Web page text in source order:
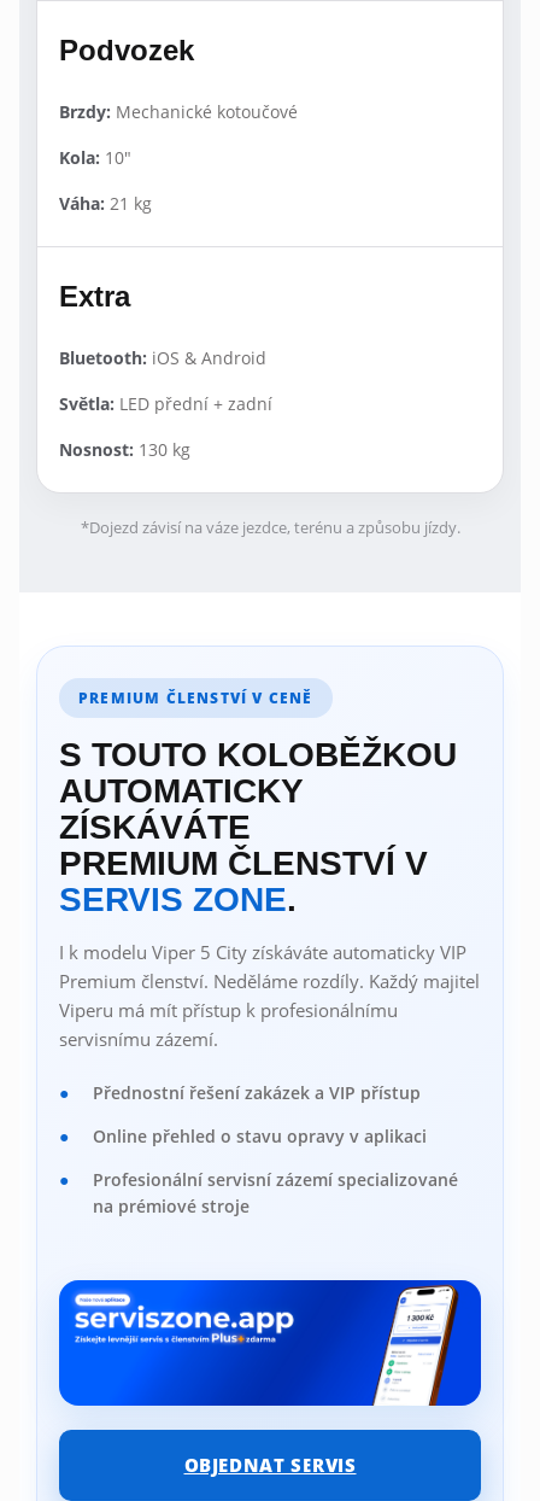
Podvozek
Brzdy: Mechanické kotoučové
Kola: 10"
Váha: 21 kg
Extra
Bluetooth: iOS & Android
Světla: LED přední + zadní
Nosnost: 130 kg
*Dojezd závisí na váze jezdce, terénu a způsobu jízdy.
PREMIUM ČLENSTVÍ V CENĚ
S TOUTO KOLOBĚŽKOU
AUTOMATICKY
ZÍSKÁVÁTE
PREMIUM ČLENSTVÍ V
SERVIS ZONE.
I k modelu Viper 5 City získáváte automaticky VIP
Premium členství. Neděláme rozdíly. Každý majitel
Viperu má mít přístup k profesionálnímu
servisnímu zázemí.
Přednostní řešení zakázek a VIP přístup
Online přehled o stavu opravy v aplikaci
Profesionální servisní zázemí specializované
na prémiové stroje
OBJEDNAT SERVIS